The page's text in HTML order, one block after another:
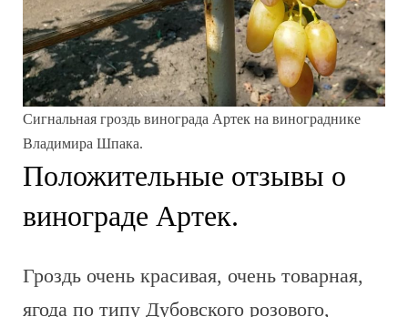
Сигнальная гроздь винограда Артек на винограднике
Владимира Шпака.
Положительные отзывы о
винограде Артек.
Гроздь очень красивая, очень товарная,
ягода по типу Дубовского розового,